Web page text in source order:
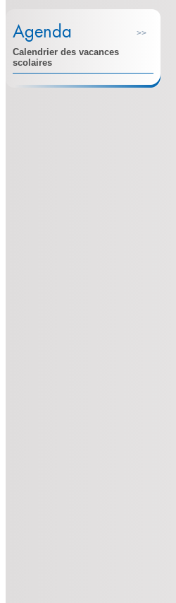
>>
Agenda
Calendrier des vacances
scolaires